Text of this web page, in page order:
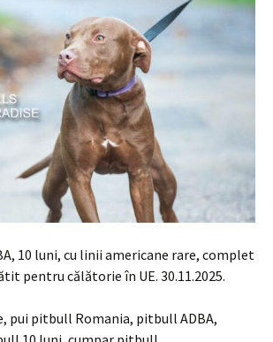
10 luni, cu linii americane rare, complet
pentru călătorie în UE. 30.11.2025.
pui pitbull Romania, pitbull ADBA,